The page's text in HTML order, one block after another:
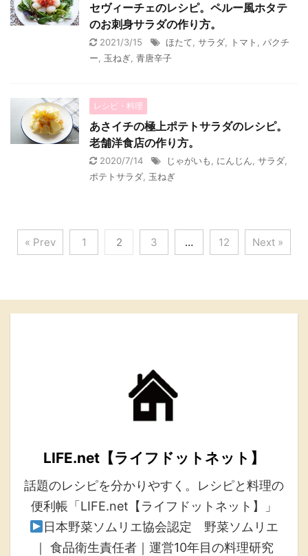
セヴィーチェのレシピ。ペルー風ホタテ
のお刺身サラダの作り方。
2021/3/15 ほたて サラダ トマト
パクチ
ー
玉ねぎ 青唐辛子
レシピ・料理
あさイチの極上ポテトサラダのレシピ。
老舗洋食店の作り方。
2020/7/14 じゃがいも にんじん サラダ
ポテトサラダ 玉ねぎ
« Prev 1 2 3 … 12 Next »
LIFE.net【ライフドットネット】
話題のレシピを分かりやすく。レシピと料理の
便利帳「LIFE.net【ライフドットネット】」
日本野菜ソムリエ協会認定 野菜ソムリエ
｜ 食品衛生責任者｜運営10年目の料理研究